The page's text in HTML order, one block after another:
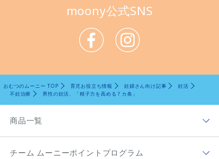
moony公式SNS
おむつのムーニー TOP 育児お役立ち情報 妊婦さん向け記事
妊活
不妊治療
男性の妊活、「精子力を高める７カ条」
商品一覧
チーム ムーニーポイントプログラム